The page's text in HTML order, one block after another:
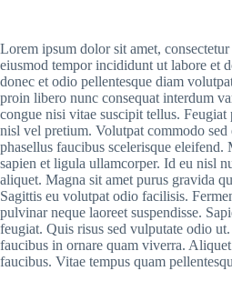
Lorem ipsum dolor sit amet,
eiusmod tempor incididunt ut labore et
donec et odio pellentesque diam
proin libero nunc consequat interdum
congue nisi vitae suscipit tellus.
nisl vel pretium. Volutpat commodo sed
phasellus faucibus scelerisque
sapien et ligula ullamcorper. Id eu nisl
aliquet. Magna sit amet purus gravida
Sagittis eu volutpat odio facilisis.
pulvinar neque laoreet suspendisse.
feugiat. Quis risus sed vulputate odio
faucibus in ornare quam viverra.
faucibus. Vitae tempus quam